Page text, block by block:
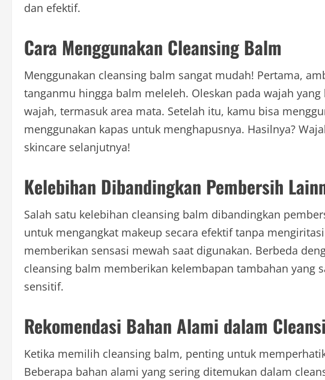
dan efektif.
Cara Menggunakan Cleansing Balm
Menggunakan cleansing balm sangat mudah! Pertama,
tanganmu hingga balm meleleh. Oleskan pada wajah
wajah, termasuk area mata. Setelah itu, kamu bisa
menggunakan kapas untuk menghapusnya. Hasilnya?
skincare selanjutnya!
Kelebihan Dibandingkan Pembersih
Salah satu kelebihan cleansing balm dibandingkan
untuk mengangkat makeup secara efektif tanpa
memberikan sensasi mewah saat digunakan. Berbeda
cleansing balm memberikan kelembapan tambahan yang
sensitif.
Rekomendasi Bahan Alami dalam
Ketika memilih cleansing balm, penting untuk
Beberapa bahan alami yang sering ditemukan dalam